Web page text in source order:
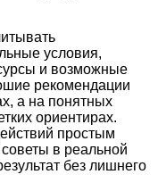
условия,
и возможные
рекомендации
а на понятных
ориентирах.
простым
в реальной
без лишнего